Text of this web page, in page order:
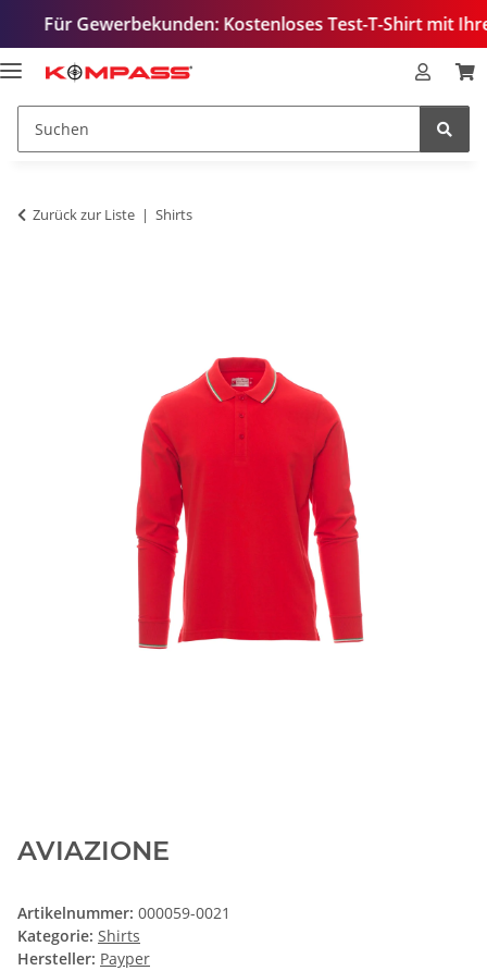
Kostenloses Test-T-Shirt mit Ihrem
Zurück zur Liste Shirts
AVIAZIONE
Artikelnummer: 000059-0021
Kategorie: Shirts
Hersteller: Payper